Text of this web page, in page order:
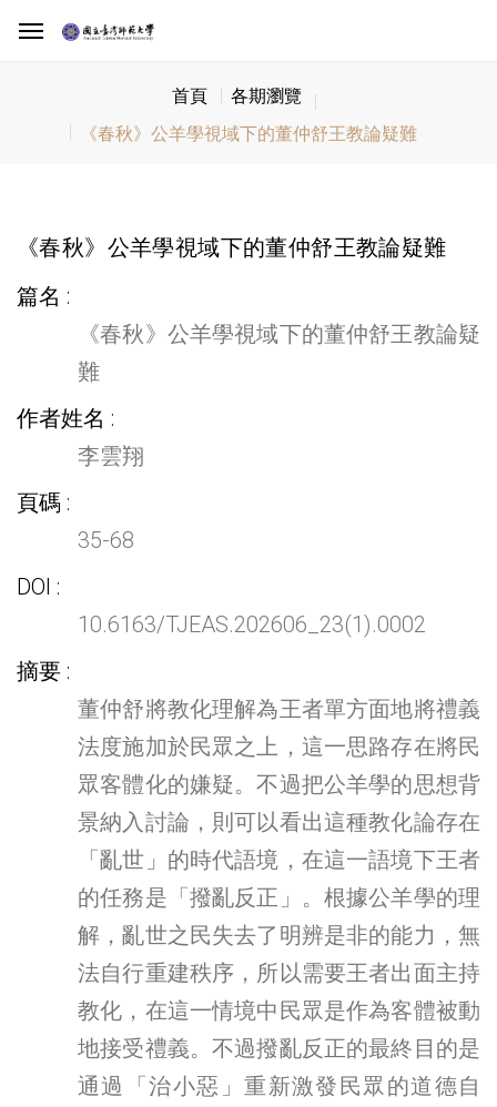
首頁
各期瀏覽
《春秋》公羊學視域下的董仲舒王教論疑難
《春秋》公羊學視域下的董仲舒王教論疑難
篇名
《春秋》公羊學視域下的董仲舒王教論疑
難
作者姓名
李雲翔
頁碼
35-68
DOI
10.6163/TJEAS.202606_23(1).0002
摘要
董仲舒將教化理解為王者單方面地將禮義
法度施加於民眾之上，這一思路存在將民
眾客體化的嫌疑。不過把公羊學的思想背
景納入討論，則可以看出這種教化論存在
「亂世」的時代語境，在這一語境下王者
的任務是「撥亂反正」。根據公羊學的理
解，亂世之民失去了明辨是非的能力，無
法自行重建秩序，所以需要王者出面主持
教化，在這一情境中民眾是作為客體被動
地接受禮義。不過撥亂反正的最終目的是
通過「治小惡」重新激發民眾的道德自